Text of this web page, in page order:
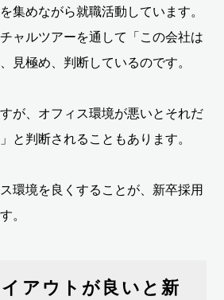
集めながら就職活動しています。
ャルツアーを通して「この会社は
見極め、判断しているのです。
が、オフィス環境が悪いとそれだ
と判断されることもあります。
環境を良くすることが、新卒採用
。
アウトが良いと新